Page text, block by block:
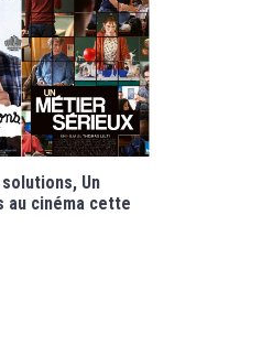
Un
au cinéma cette